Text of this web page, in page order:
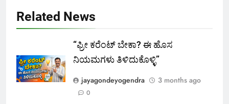
Related News
“ಫ್ರೀ ಕರೆಂಟ್‌ ಬೇಕಾ? ಈ ಹೊಸ
ನಿಯಮಗಳು ತಿಳಿದುಕೊಳ್ಳಿ”
jayagondeyogendra
3 months ago
0